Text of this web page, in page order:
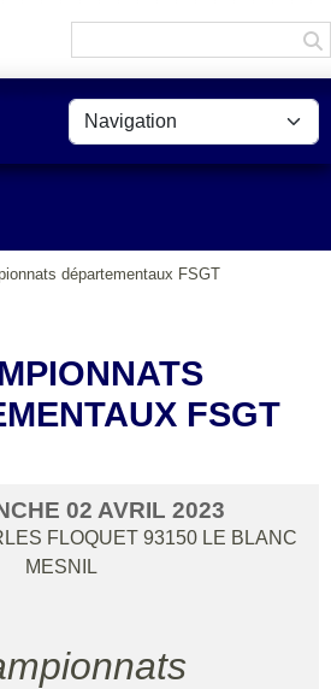
départementaux FSGT
FSGT
02 AVRIL 2023
FLOQUET 93150 LE BLANC
MESNIL